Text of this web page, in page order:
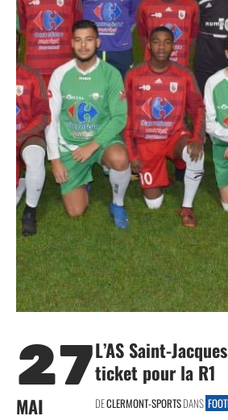
27
MAI
L’AS Saint-
ticket pour la R1
DECLERMONT-SPORTSDANS